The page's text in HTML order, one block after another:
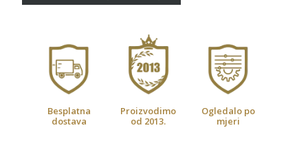
Besplatna
dostava
Proizvodimo
od 2013.
Ogledalo po
mjeri